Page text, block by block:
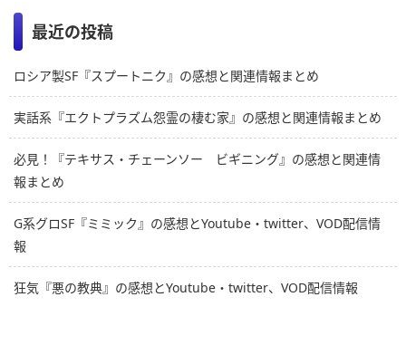
最近の投稿
ロシア製SF『スプートニク』の感想と関連情報まとめ
実話系『エクトプラズム怨霊の棲む家』の感想と関連情報まとめ
必見！『テキサス・チェーンソー ビギニング』の感想と関連情
報まとめ
G系グロSF『ミミック』の感想とYoutube・twitter、VOD配信情
報
狂気『悪の教典』の感想とYoutube・twitter、VOD配信情報